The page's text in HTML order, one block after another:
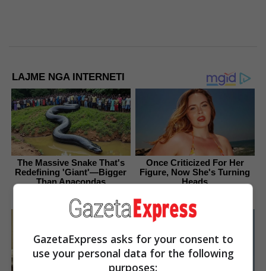
LAJME NGA INTERNETI
The Massive Snake That's
Redefining 'Giant'—Bigger
Than Anacondas
Brainberries
Once Criticized For Her
Figure, Now She's Turning
Heads
GazetaExpress asks for your consent to
use your personal data for the following
purposes: